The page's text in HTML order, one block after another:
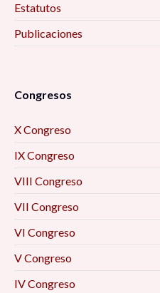
Estatutos
Publicaciones
Congresos
X Congreso
IX Congreso
VIII Congreso
VII Congreso
VI Congreso
V Congreso
IV Congreso